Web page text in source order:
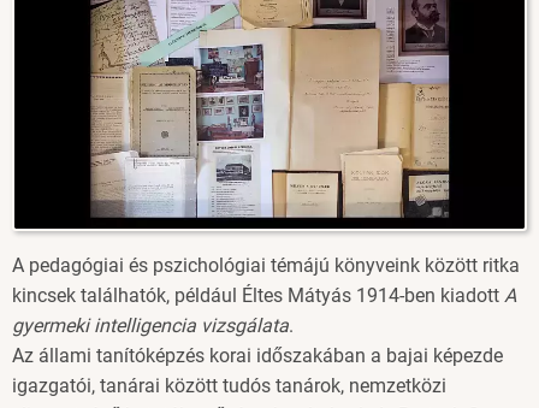
A pedagógiai és pszichológiai témájú könyveink között ritka
kincsek találhatók, például Éltes Mátyás 1914-ben kiadott A
gyermeki intelligencia vizsgálata.
Az állami tanítóképzés korai időszakában a bajai képezde
igazgatói, tanárai között tudós tanárok, nemzetközi